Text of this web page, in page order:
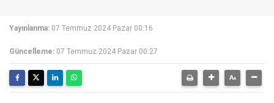
Yayınlanma: 07 Temmuz 2024 Pazar 00:16
Güncelleme: 07 Temmuz 2024 Pazar 00:27